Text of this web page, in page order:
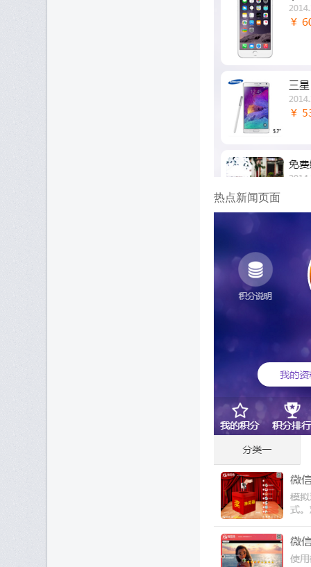
热点新闻页面